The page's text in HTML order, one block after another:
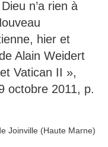
n’a rien à
hier et
Alain Weidert
Vatican II »,
octobre 2011, p.
Joinville (Haute Marne)